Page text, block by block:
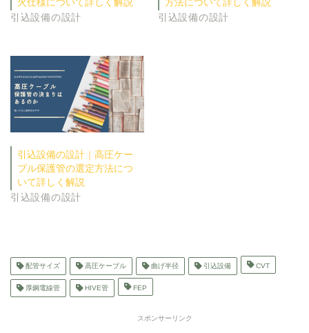
火仕様について詳しく解説
引込設備の設計
方法について詳しく解説
引込設備の設計
引込設備の設計｜高圧ケー
ブル保護管の選定方法につ
いて詳しく解説
引込設備の設計
配管サイズ 高圧ケーブル 曲げ半径 引込設備 CVT
厚鋼電線管 HIVE管 FEP
スポンサーリンク